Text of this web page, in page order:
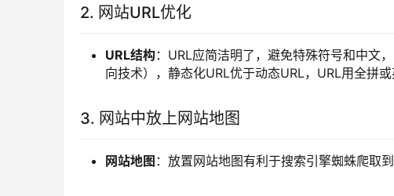
2. 网站URL优化
URL结构：URL应简洁明了，避免特殊符号和中文
向技术），静态化URL优于动态URL，URL用全拼或
3. 网站中放上网站地图
网站地图 ：放置网站地图有利于搜索引擎蜘蛛爬取